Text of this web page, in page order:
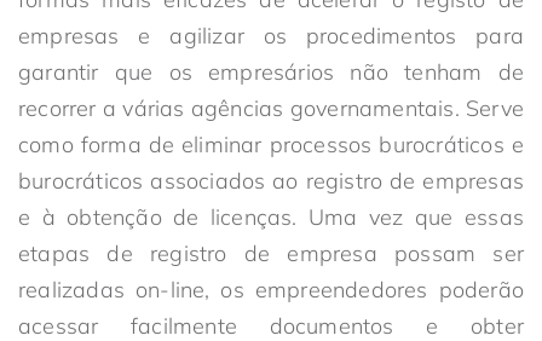
empresas e agilizar os procedimentos para
garantir que os empresários não tenham de
recorrer a várias agências governamentais. Serve
como forma de eliminar processos burocráticos e
burocráticos associados ao registro de empresas
e à obtenção de licenças. Uma vez que essas
etapas de registro de empresa possam ser
realizadas on-line, os empreendedores poderão
acessar facilmente documentos e obter